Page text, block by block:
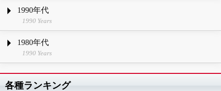
1990年代
1990 Years
1980年代
1990 Years
各種ランキング